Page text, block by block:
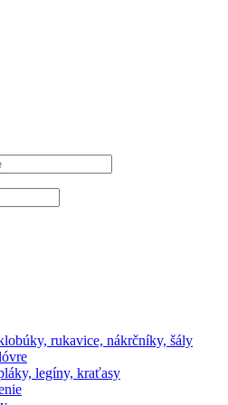
rukavice, nákrčníky, šály
legíny, kraťasy